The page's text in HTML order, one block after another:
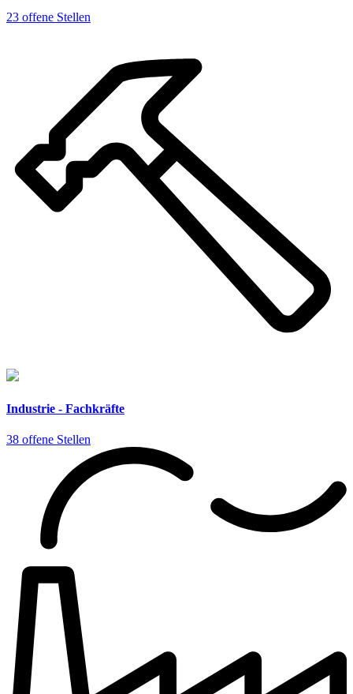
23 offene Stellen
Industrie - Fachkräfte
38 offene Stellen